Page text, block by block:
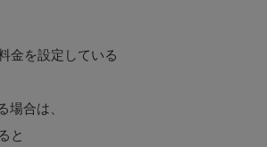
金を設定している
場合は、
と